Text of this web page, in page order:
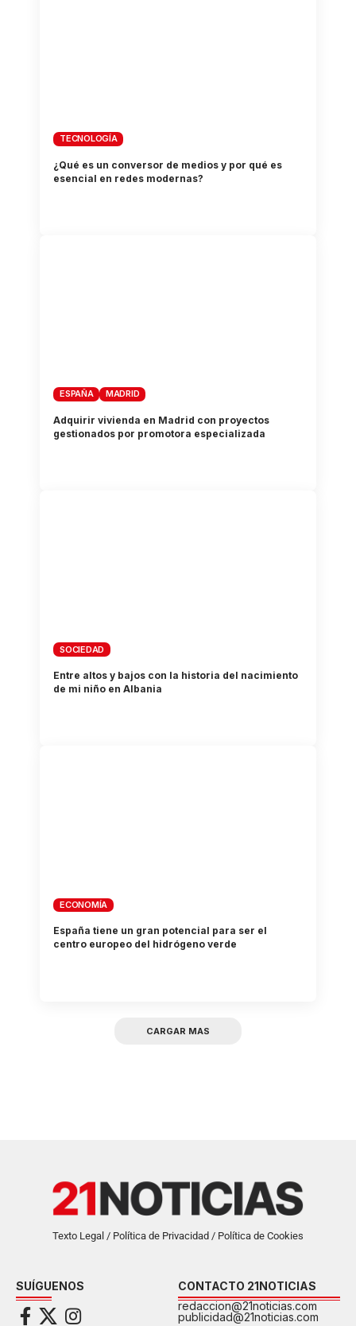
TECNOLOGÍA
¿Qué es un conversor de medios y por qué es
esencial en redes modernas?
ESPAÑA MADRID
Adquirir vivienda en Madrid con proyectos
gestionados por promotora especializada
SOCIEDAD
Entre altos y bajos con la historia del nacimiento
de mi niño en Albania
ECONOMÍA
España tiene un gran potencial para ser el
centro europeo del hidrógeno verde
CARGAR MAS
Texto Legal / Política de Privacidad / Política de Cookies
SUÍGUENOS
CONTACTO 21NOTICIAS
redaccion@21noticias.com
publicidad@21noticias.com